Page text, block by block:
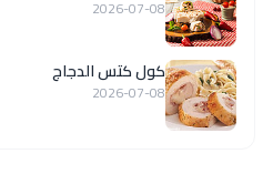
2026-07-08
كول كتس الدجاج
2026-07-08